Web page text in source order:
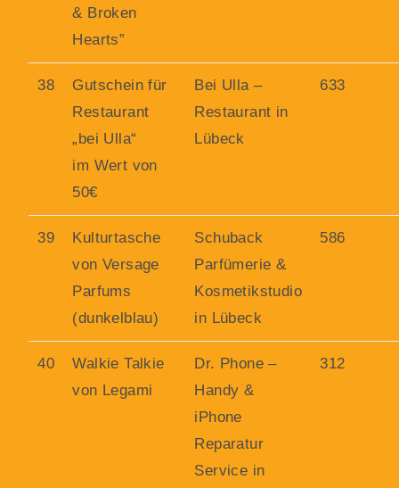
& Broken
Hearts”
38
Gutschein für
Restaurant
„bei Ulla“
im Wert von
50€
Bei Ulla –
Restaurant in
Lübeck
633
39
Kulturtasche
von Versage
Parfums
(dunkelblau)
Schuback
Parfümerie &
Kosmetikstudio
in Lübeck
586
40
Walkie Talkie
von Legami
Dr. Phone –
Handy &
iPhone
Reparatur
Service in
312